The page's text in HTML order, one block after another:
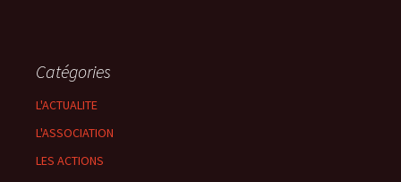
Catégories
L'ACTUALITE
L'ASSOCIATION
LES ACTIONS